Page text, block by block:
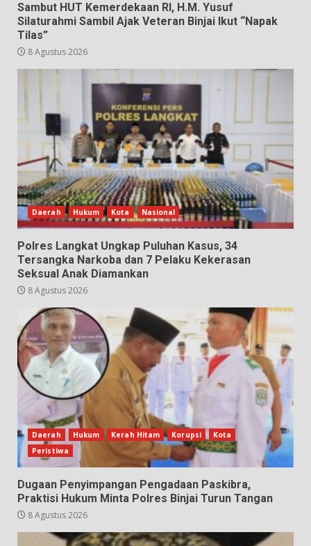
Sambut HUT Kemerdekaan RI, H.M. Yusuf
Silaturahmi Sambil Ajak Veteran Binjai Ikut “Napak
Tilas”
8 Agustus 2026
Daerah Hukum Kota Nasional
Polres Langkat Ungkap Puluhan Kasus, 34
Tersangka Narkoba dan 7 Pelaku Kekerasan
Seksual Anak Diamankan
8 Agustus 2026
Daerah Hukum Kerah Hitam Korupsi
Kota
Peristiwa
Dugaan Penyimpangan Pengadaan Paskibra,
Praktisi Hukum Minta Polres Binjai Turun Tangan
8 Agustus 2026